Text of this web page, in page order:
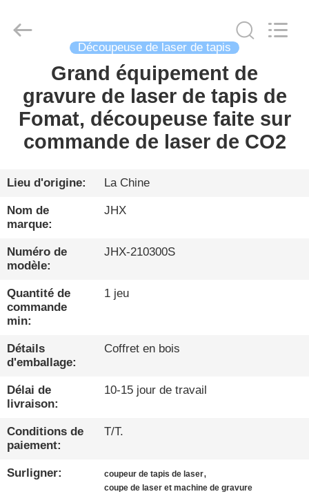
D'ACIER
FAIBLE
EN
CARBONE
PRODUITS
À
PROPOS
DE
NOUS
VISITE
D'USINE
CONDITIONS
Co.,Ltd.
Découpeuse de laser de tapis
Grand équipement de
gravure de laser de tapis de
Fomat, découpeuse faite sur
commande de laser de CO2
Lieu d'origine: La Chine
Nom de
marque:
JHX
Numéro de
modèle:
JHX-210300S
Quantité de
commande
min:
1 jeu
Détails
d'emballage:
Coffret en bois
Délai de
livraison:
10-15 jour de travail
Conditions de
paiement:
T/T.
Surligner: coupeur de tapis de laser,
coupe de laser et machine de gravure